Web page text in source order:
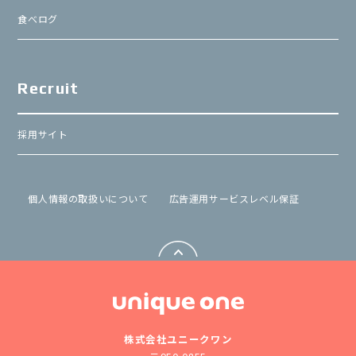
食べログ
Recruit
採用サイト
個⼈情報の取扱いについて 広告運用サービスレベル保証
株式会社ユニークワン